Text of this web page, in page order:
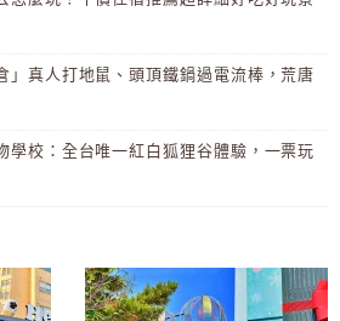
」真人打地鼠、頭頂鐵鍋過電流棒，荒唐
學校：全台唯一紅白狐狸谷體驗，一票玩